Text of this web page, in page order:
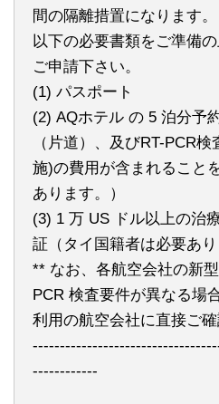
間の隔離措置になります。
以下の必要書類をご準備
ご申請下さい。
(1) パスポート
(2) AQホテル の 5 泊分予
（片道）、及びRT-PCR
施)の費用が含まれること
あります。）
(3) 1 万 US ドル以上の治
証（タイ国籍者は必要あり
** なお、各航空会社の新
PCR 検査要件が異なる場
利用の航空会社に直接ご確
------------